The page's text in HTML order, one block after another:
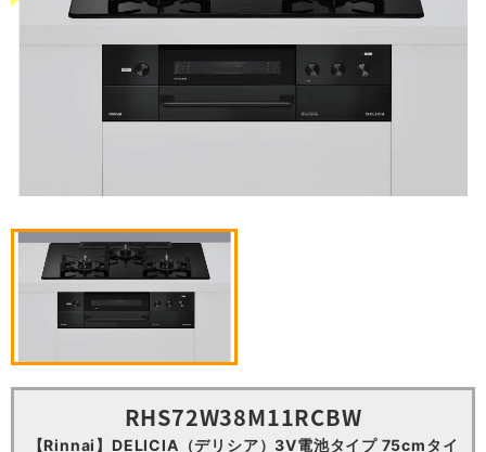
RHS72W38M11RCBW
【Rinnai】DELICIA（デリシア）3V電池タイプ 75cmタイ